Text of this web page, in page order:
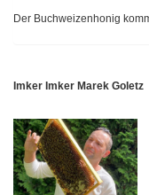
Der Buchweizenhonig
Imker Imker Marek Goletz